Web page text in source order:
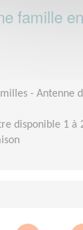
famille
- Antenne
disponible 1 à